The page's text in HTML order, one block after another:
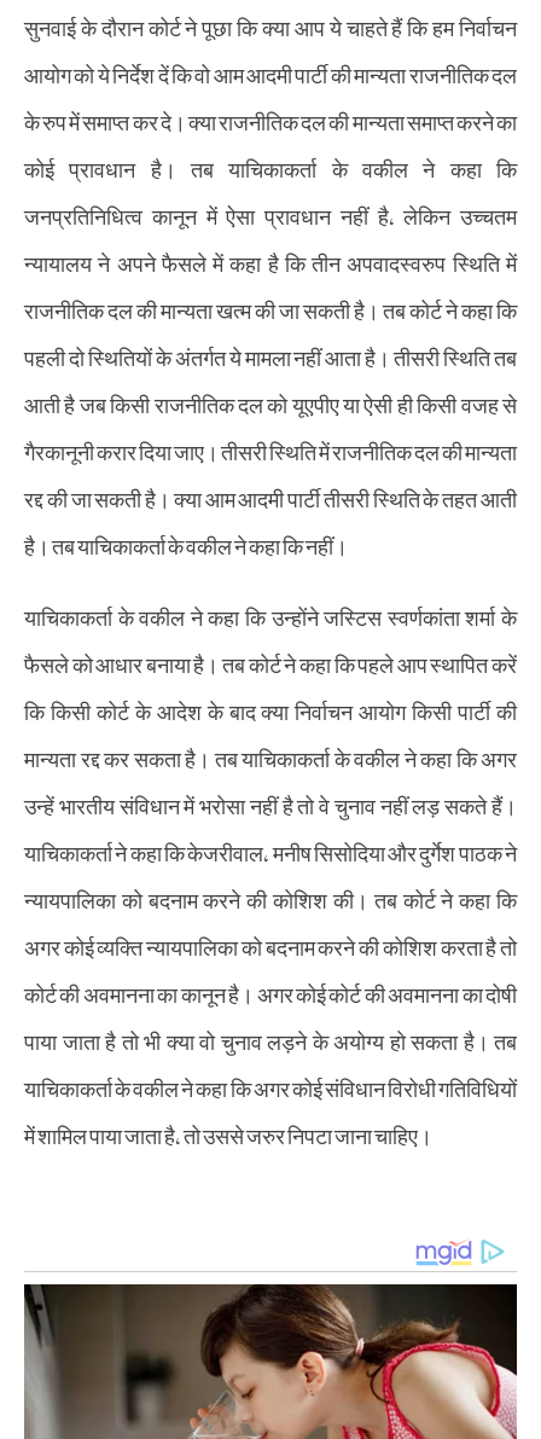
सुनवाई के दौरान कोर्ट ने पूछा कि क्या आप ये चाहते हैं कि हम निर्वाचन
आयोग को ये निर्देश दें कि वो आम आदमी पार्टी की मान्यता राजनीतिक दल
के रुप में समाप्त कर दे। क्या राजनीतिक दल की मान्यता समाप्त करने का
कोई प्रावधान है। तब याचिकाकर्ता के वकील ने कहा कि
जनप्रतिनिधित्व कानून में ऐसा प्रावधान नहीं है, लेकिन उच्चतम
न्यायालय ने अपने फैसले में कहा है कि तीन अपवादस्वरुप स्थिति में
राजनीतिक दल की मान्यता खत्म की जा सकती है। तब कोर्ट ने कहा कि
पहली दो स्थितियों के अंतर्गत ये मामला नहीं आता है। तीसरी स्थिति तब
आती है जब किसी राजनीतिक दल को यूएपीए या ऐसी ही किसी वजह से
गैरकानूनी करार दिया जाए। तीसरी स्थिति में राजनीतिक दल की मान्यता
रद्द की जा सकती है। क्या आम आदमी पार्टी तीसरी स्थिति के तहत आती
है। तब याचिकाकर्ता के वकील ने कहा कि नहीं।
याचिकाकर्ता के वकील ने कहा कि उन्होंने जस्टिस स्वर्णकांता शर्मा के
फैसले को आधार बनाया है। तब कोर्ट ने कहा कि पहले आप स्थापित करें
कि किसी कोर्ट के आदेश के बाद क्या निर्वाचन आयोग किसी पार्टी की
मान्यता रद्द कर सकता है। तब याचिकाकर्ता के वकील ने कहा कि अगर
उन्हें भारतीय संविधान में भरोसा नहीं है तो वे चुनाव नहीं लड़ सकते हैं।
याचिकाकर्ता ने कहा कि केजरीवाल, मनीष सिसोदिया और दुर्गेश पाठक ने
न्यायपालिका को बदनाम करने की कोशिश की। तब कोर्ट ने कहा कि
अगर कोई व्यक्ति न्यायपालिका को बदनाम करने की कोशिश करता है तो
कोर्ट की अवमानना का कानून है। अगर कोई कोर्ट की अवमानना का दोषी
पाया जाता है तो भी क्या वो चुनाव लड़ने के अयोग्य हो सकता है। तब
याचिकाकर्ता के वकील ने कहा कि अगर कोई संविधान विरोधी गतिविधियों
में शामिल पाया जाता है, तो उससे जरुर निपटा जाना चाहिए।